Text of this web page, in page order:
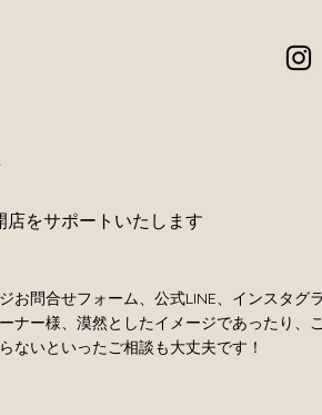
をサポートいたします
お問合せフォーム、公式LINE、インスタグ
ナー様、漠然としたイメージであったり、
ないといったご相談も大丈夫です！